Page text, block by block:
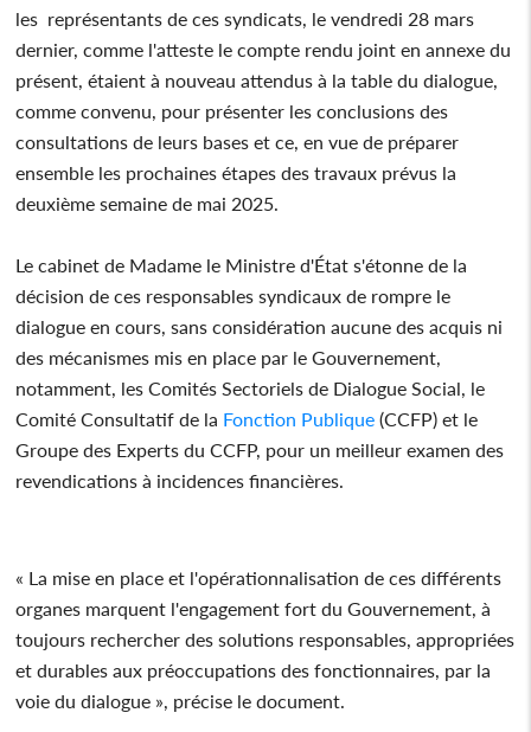
les représentants de ces syndicats, le vendredi 28 mars
dernier, comme l'atteste le compte rendu joint en annexe du
présent, étaient à nouveau attendus à la table du dialogue,
comme convenu, pour présenter les conclusions des
consultations de leurs bases et ce, en vue de préparer
ensemble les prochaines étapes des travaux prévus la
deuxième semaine de mai 2025.
Le cabinet de Madame le Ministre d'État s'étonne de la
décision de ces responsables syndicaux de rompre le
dialogue en cours, sans considération aucune des acquis ni
des mécanismes mis en place par le Gouvernement,
notamment, les Comités Sectoriels de Dialogue Social, le
Comité Consultatif de la Fonction Publique (CCFP) et le
Groupe des Experts du CCFP, pour un meilleur examen des
revendications à incidences financières.
« La mise en place et l'opérationnalisation de ces différents
organes marquent l'engagement fort du Gouvernement, à
toujours rechercher des solutions responsables, appropriées
et durables aux préoccupations des fonctionnaires, par la
voie du dialogue », précise le document.